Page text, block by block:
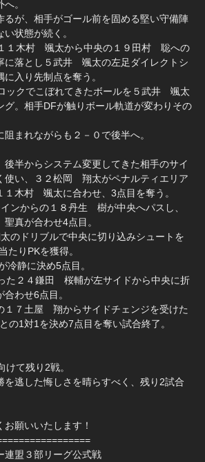
。
るが、相手がゴール前を固める堅い守備陣
状態が続く。
１木村 颯太から中央の１９田村 聡への
に落とし５武井 颯太の左足ダイレクトシ
入り先制点を奪う。
ックでこぼれてきたボールを５武井 颯太
グ。相手DFが触りボール軌道が変わりその
まれながらも２－０で後半へ。
後半からシステム変更してきた相手のサイ
使い、３２松岡 翔太がペナルティエリア
１木村 颯太に合わせ、3点目を奪う。
ンからの１８丹生 樹が中央へパスし、
真が合わせ4点目。
のドリブルで中央に切り込みシュートを
たりPKを獲得。
静に決め5点目。
た２４鎌田 桜輔が左サイドから中央に折
わせ6点目。
１７土屋 翔からサイドチェンジを受けた
の1対1を決め7点目を奪い試合終了。
て残り2戦。
を逃した悔しさを晴らすべく、残り2試合
願いいたします！
連盟３部リーグ公式戦